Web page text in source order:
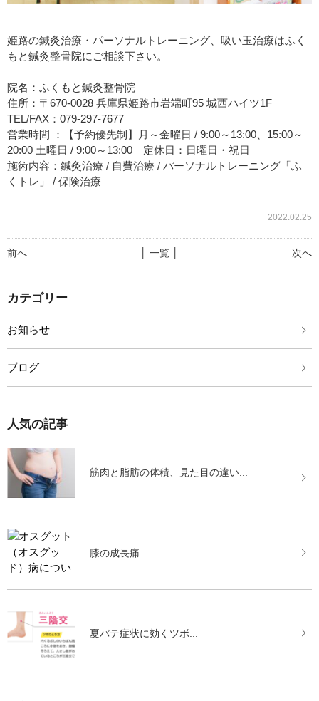
姫路の鍼灸治療・パーソナルトレーニング、吸い玉治療はふく
もと鍼灸整骨院にご相談下さい。
院名：ふくもと鍼灸整骨院
住所：〒670-0028 兵庫県姫路市岩端町95 城西ハイツ1F
TEL/FAX：079-297-7677
営業時間 ：【予約優先制】月～金曜日 / 9:00～13:00、15:00～
20:00 土曜日 / 9:00～13:00 定休日：日曜日・祝日
施術内容：鍼灸治療 / 自費治療 / パーソナルトレーニング「ふ
くトレ」 / 保険治療
2022.02.25
前へ 次へ
│ 一覧 │
カテゴリー
お知らせ
ブログ
人気の記事
筋肉と脂肪の体積、見た目の違い...
膝の成長痛
夏バテ症状に効くツボ...